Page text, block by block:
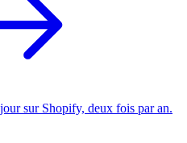
sur Shopify, deux fois par an.